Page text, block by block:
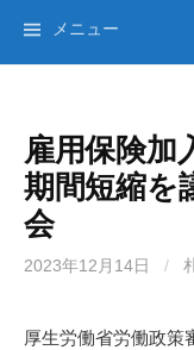
メニュー
雇用保険加
期間短縮を
会
2023年12月14日 /
厚生労働省労働政策